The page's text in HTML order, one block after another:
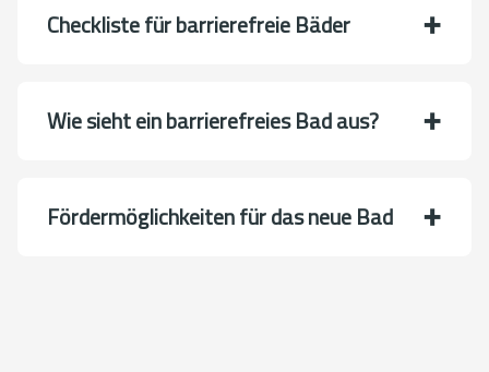
Checkliste für barrierefreie Bäder
Wie sieht ein barrierefreies Bad aus?
Förder­möglich­keiten für das neue Bad